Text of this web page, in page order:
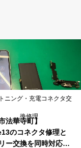
ニング・充電コネクタ交
換修理
法華寺町】
のコネクタ修理と
ー交換を同時対応！